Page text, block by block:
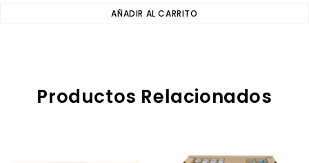
AÑADIR AL CARRITO
Productos Relacionados